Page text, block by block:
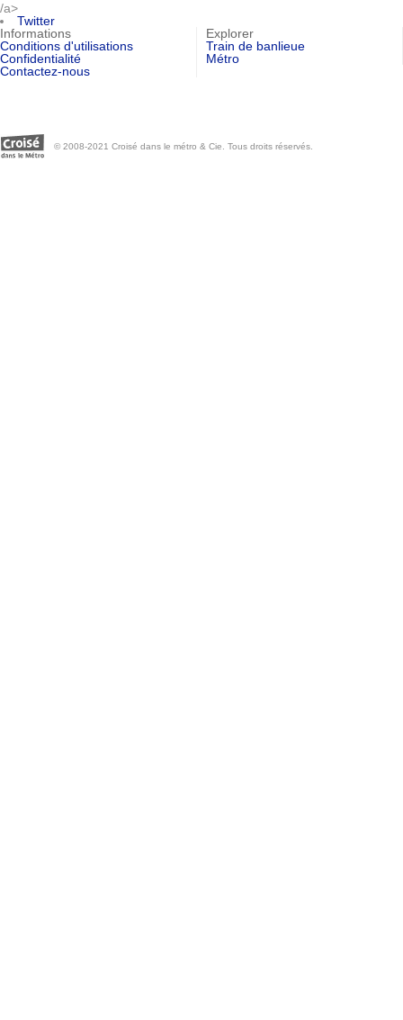
/a>
Twitter
Informations
Conditions d'utilisations
Confidentialité
Contactez-nous
Explorer
Train de banlieue
Métro
© 2008-2021 Croisé dans le métro & Cie. Tous droits réservés.